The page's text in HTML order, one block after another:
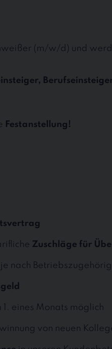
(m/w/d) und
Festanstellung!
Zuschläge für
je nach
1. eines Monats möglich
von neuen